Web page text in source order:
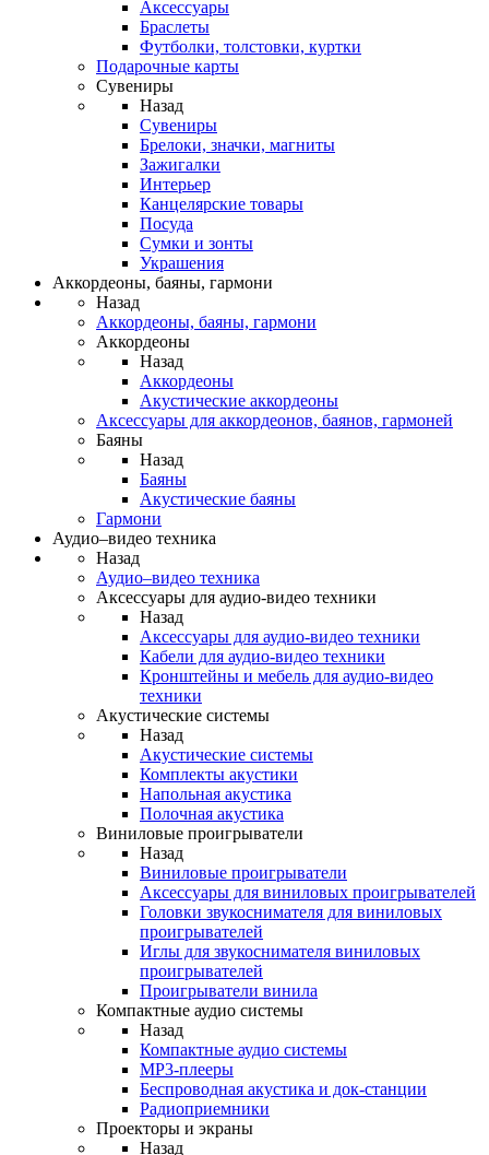
Аксессуары
Браслеты
Футболки, толстовки, куртки
Подарочные карты
Сувениры
Назад
Сувениры
Брелоки, значки, магниты
Зажигалки
Интерьер
Канцелярские товары
Посуда
Сумки и зонты
Украшения
Аккордеоны, баяны, гармони
Назад
Аккордеоны, баяны, гармони
Аккордеоны
Назад
Аккордеоны
Акустические аккордеоны
Аксессуары для аккордеонов, баянов, гармоней
Баяны
Назад
Баяны
Акустические баяны
Гармони
Аудио–видео техника
Назад
Аудио–видео техника
Аксессуары для аудио-видео техники
Назад
Аксессуары для аудио-видео техники
Кабели для аудио-видео техники
Кронштейны и мебель для аудио-видео
техники
Акустические системы
Назад
Акустические системы
Комплекты акустики
Напольная акустика
Полочная акустика
Виниловые проигрыватели
Назад
Виниловые проигрыватели
Аксессуары для виниловых проигрывателей
Головки звукоснимателя для виниловых
проигрывателей
Иглы для звукоснимателя виниловых
проигрывателей
Проигрыватели винила
Компактные аудио системы
Назад
Компактные аудио системы
MP3-плееры
Беспроводная акустика и док-станции
Радиоприемники
Проекторы и экраны
Назад